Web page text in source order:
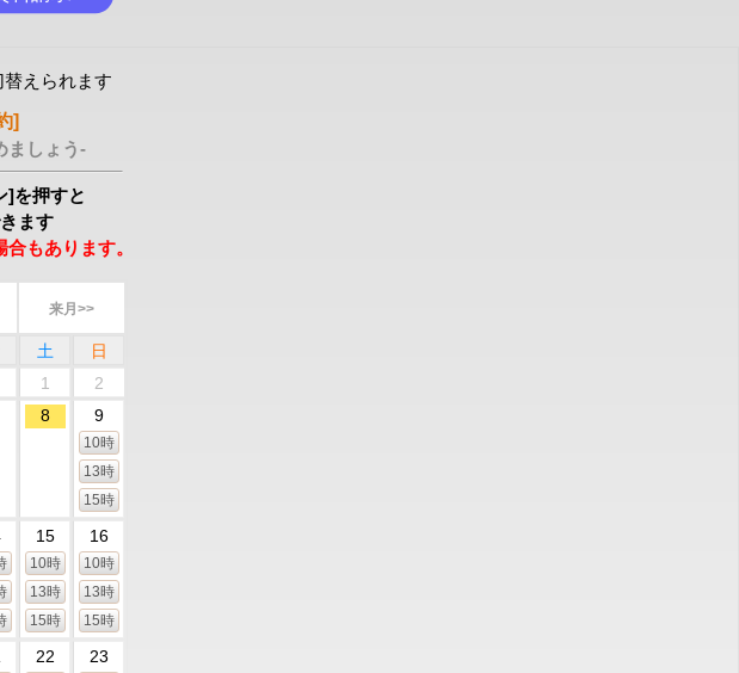
替えられます
]
ましょう-
]を押すと
ます
もあります。
来月>>
土
日
1
2
8 9
10時
13時
15時
15
10時
13時
15時
16
10時
13時
15時
22 23